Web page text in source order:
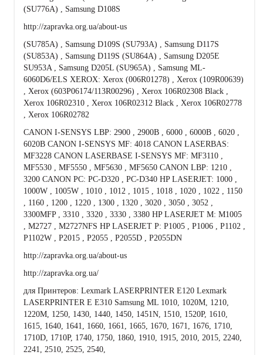
(SU776A) , Samsung D108S
http://zapravka.org.ua/about-us
(SU785A) , Samsung D109S (SU793A) , Samsung D117S
(SU853A) , Samsung D119S (SU864A) , Samsung D205E
SU953A , Samsung D205L (SU965A) , Samsung ML-
6060D6/ELS XEROX: Xerox (006R01278) , Xerox (109R00639)
, Xerox (603P06174/113R00296) , Xerox 106R02308 Black ,
Xerox 106R02310 , Xerox 106R02312 Black , Xerox 106R02778
, Xerox 106R02782
CANON I-SENSYS LBP: 2900 , 2900B , 6000 , 6000B , 6020 ,
6020B CANON I-SENSYS MF: 4018 CANON LASERBAS:
MF3228 CANON LASERBASE I-SENSYS MF: MF3110 ,
MF5530 , MF5550 , MF5630 , MF5650 CANON LBP: 1210 ,
3200 CANON PC: PC-D320 , PC-D340 HP LASERJET: 1000 ,
1000W , 1005W , 1010 , 1012 , 1015 , 1018 , 1020 , 1022 , 1150
, 1160 , 1200 , 1220 , 1300 , 1320 , 3020 , 3050 , 3052 ,
3300MFP , 3310 , 3320 , 3330 , 3380 HP LASERJET M: M1005
, M2727 , M2727NFS HP LASERJET P: P1005 , P1006 , P1102 ,
P1102W , P2015 , P2055 , P2055D , P2055DN
http://zapravka.org.ua/about-us
http://zapravka.org.ua/
для Принтеров: Lexmark LASERPRINTER E120 Lexmark
LASERPRINTER E E310 Samsung ML 1010, 1020M, 1210,
1220M, 1250, 1430, 1440, 1450, 1451N, 1510, 1520P, 1610,
1615, 1640, 1641, 1660, 1661, 1665, 1670, 1671, 1676, 1710,
1710D, 1710P, 1740, 1750, 1860, 1910, 1915, 2010, 2015, 2240,
2241, 2510, 2525, 2540,